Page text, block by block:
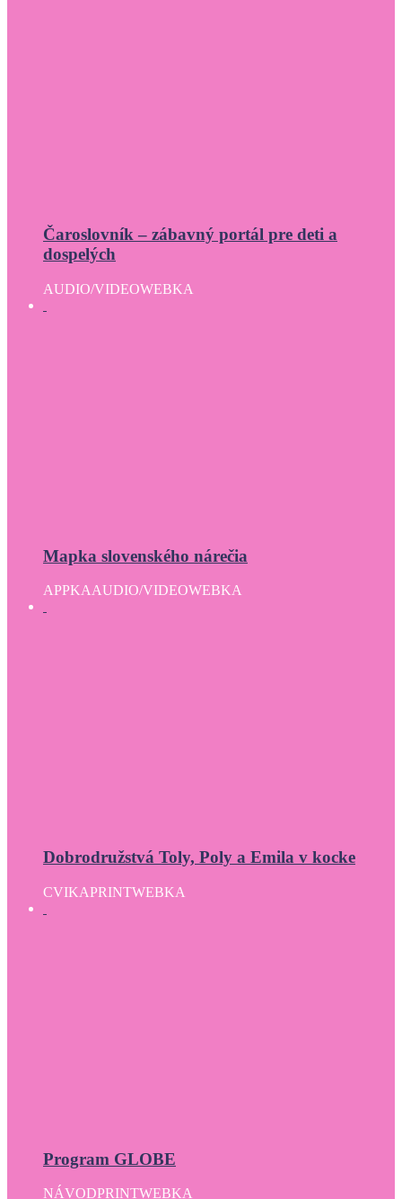
Čaroslovník – zábavný portál pre deti a
dospelých
AUDIO/VIDEOWEBKA
Mapka slovenského nárečia
APPKAAUDIO/VIDEOWEBKA
Dobrodružstvá Toly, Poly a Emila v kocke
CVIKAPRINTWEBKA
Program GLOBE
NÁVODPRINTWEBKA